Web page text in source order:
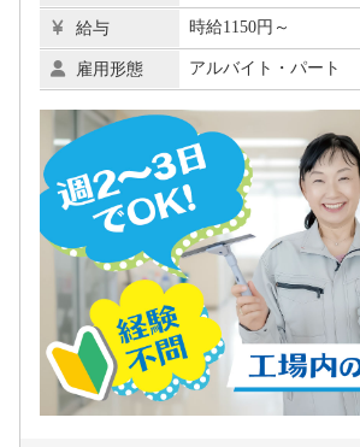
給与 時給1150円～
雇用形態 アルバイト・パート